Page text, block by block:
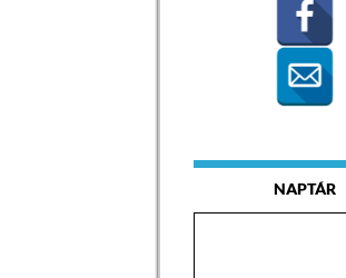
NAPTÁR